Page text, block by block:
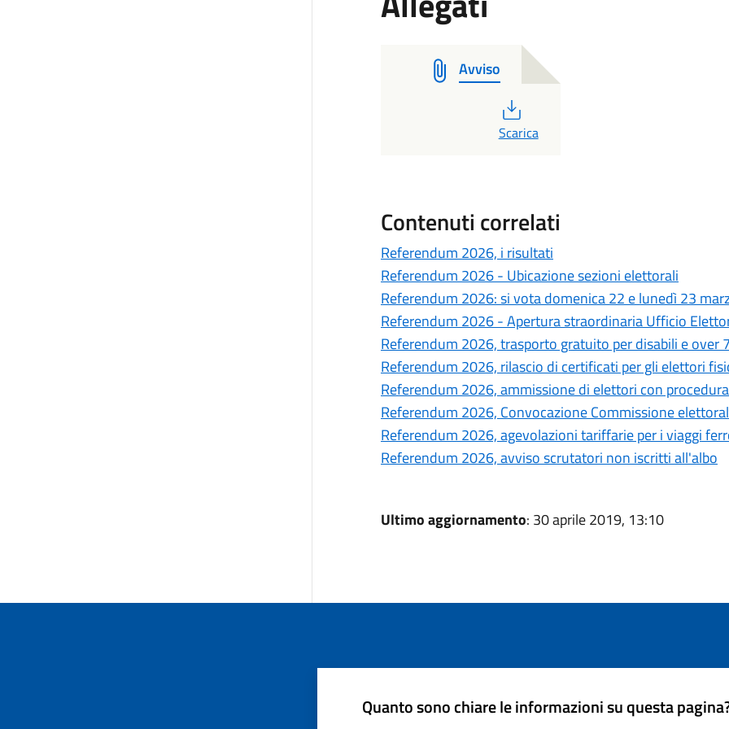
Avviso
PDF
Scarica
Contenuti correlati
Referendum 2026, i risultati
Referendum 2026 - Ubicazione sezioni elettorali
Referendum 2026: si vota domenica 22 e lunedì 23
Referendum 2026 - Apertura straordinaria Ufficio
Referendum 2026, trasporto gratuito per disabili e over
Referendum 2026, rilascio di certificati per gli elettori
Referendum 2026, ammissione di elettori con
Referendum 2026, Convocazione Commissione
Referendum 2026, agevolazioni tariffarie per i viaggi
Referendum 2026, avviso scrutatori non iscritti all'albo
Ultimo aggiornamento: 30 aprile 2019, 13:10
Quanto sono chiare le informazioni su questa